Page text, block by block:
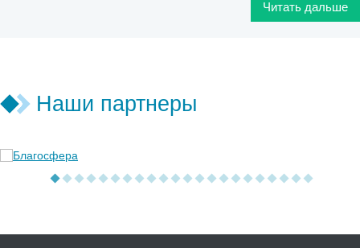
Читать дальше
Наши партнеры